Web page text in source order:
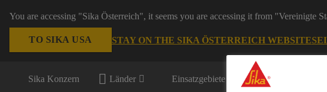
You are accessing "Sika Österreich", it seems you are accessing it from "Vereinigte
TO SIKA USA STAY ON THE SIKA ÖSTERREICH WEBSITE
Sika Konzern Länder Einsatzgebiete Bau